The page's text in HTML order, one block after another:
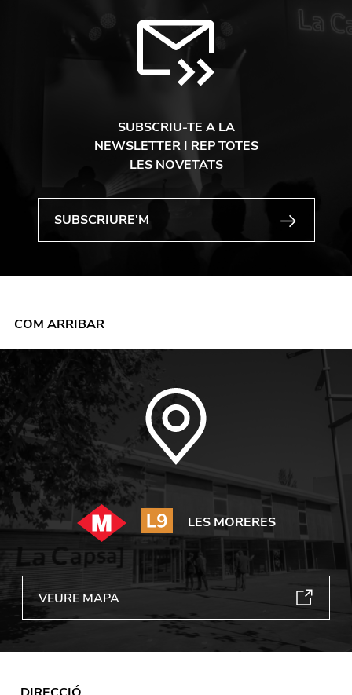
SUBSCRIU-TE A LA
NEWSLETTER I REP TOTES
LES NOVETATS
COM ARRIBAR
LES MORERES
VEURE MAPA